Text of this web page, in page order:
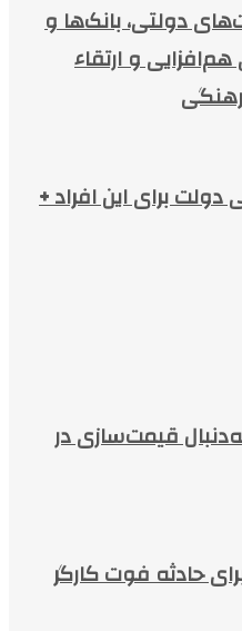
دولتی، بانک‌ها و
و ارتقاء
دولت برای این افراد +
قیمت‌سازی در
حادثه فوت کارگر